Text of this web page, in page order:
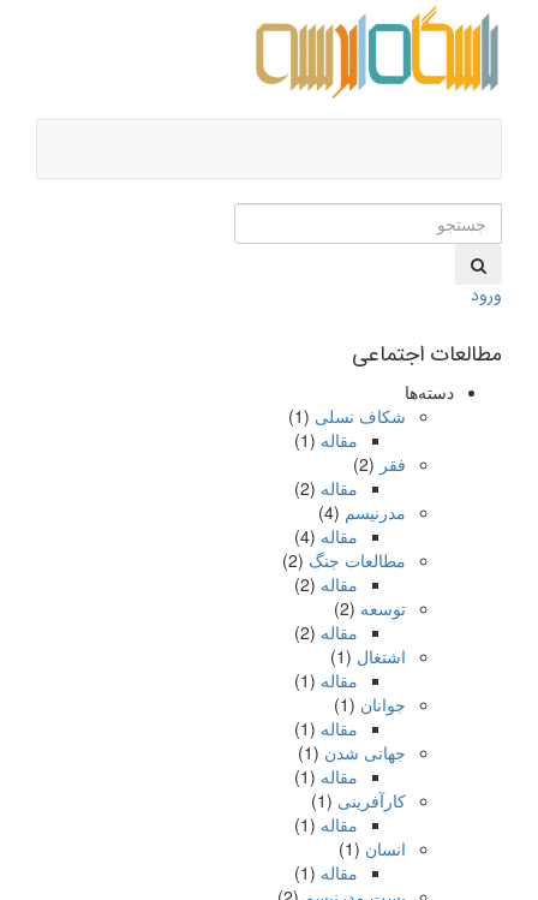
ورود
مطالعات اجتماعی
دسته‌ها
شکاف نسلی (1)
مقاله (1)
فقر (2)
مقاله (2)
مدرنیسم (4)
مقاله (4)
مطالعات جنگ (2)
مقاله (2)
توسعه (2)
مقاله (2)
اشتغال (1)
مقاله (1)
جوانان (1)
مقاله (1)
جهانی شدن (1)
مقاله (1)
کارآفرینی (1)
مقاله (1)
انسان (1)
مقاله (1)